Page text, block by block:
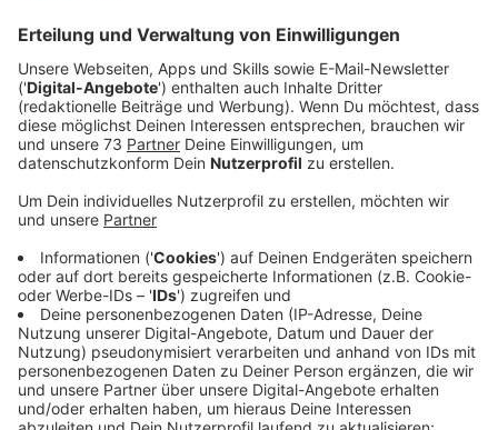
war RADIO WMW-Reporter Jonathan Butteweg in
Vreden zu Gast und hat mit Jörg Rewer, Sven
HenckelundHolger Berthues gesprochen. Viel
Spaß mit der Folge!
Veröffentlicht:Montag, 22.06.2026 05:00
Anzeige
Wenn Produkte sprechen lernen
Anzeige
Laudert unterstützt Unternehmen dabei, ihre Produkte